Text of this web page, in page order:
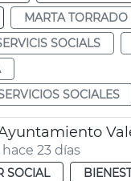
MARTA TORRADO
SOCIALS
SOCIALES
23 días
SOCIAL